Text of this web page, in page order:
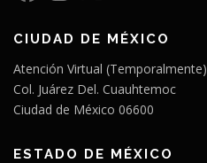
b
o
k
a
g
a
m
CIUDAD DE MÉXICO
Atención Virtual (Temporalmente)
Col. Juárez Del. Cuauhtemoc
Ciudad de México 06600
ESTADO DE MÉXICO